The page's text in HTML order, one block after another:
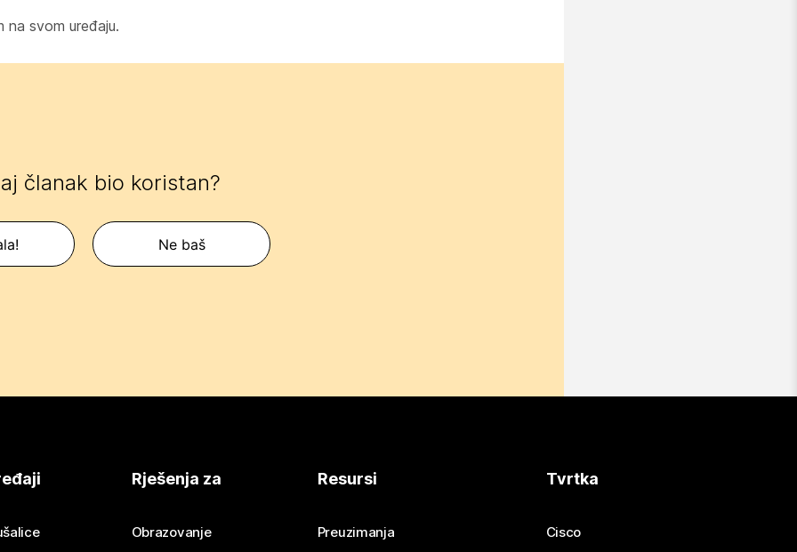
na svom uređaju.
članak bio koristan?
Ne baš
Rješenja za
Obrazovanje
Resursi
Preuzimanja
Tvrtka
Cisco